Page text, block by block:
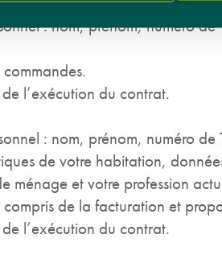
: nom, prénom, numéro
l’exécution du contrat.
: nom, prénom, numéro
de votre habitation,
ménage et votre profession
de la facturation et
l’exécution du contrat.